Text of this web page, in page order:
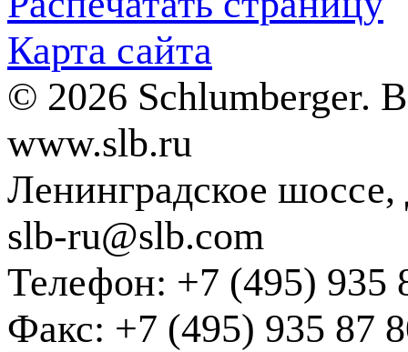
Карта сайта
© 2026 Schlumberger.
www.slb.ru
Ленинградское
slb-ru@slb.com
Телефон: +7 (495) 935
Факс: +7 (495) 935 87